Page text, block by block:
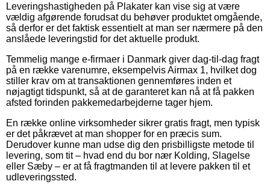
Leveringshastigheden på Plakater kan vise sig at være
vældig afgørende forudsat du behøver produktet omgående,
så derfor er det faktisk essentielt at man ser nærmere på den
anslåede leveringstid for det aktuelle produkt.
Temmelig mange e-firmaer i Danmark giver dag-til-dag fragt
på en række varenumre, eksempelvis Airmax 1, hvilket dog
stiller krav om at transaktionen gennemføres inden et
nøjagtigt tidspunkt, så at de garanteret kan nå at få pakken
afsted forinden pakkemedarbejderne tager hjem.
En række online virksomheder sikrer gratis fragt, men typisk
er det påkrævet at man shopper for en præcis sum.
Derudover kunne man udse dig den prisbilligste metode til
levering, som tit – hvad end du bor nær Kolding, Slagelse
eller Sæby – er at få fragtmanden til at levere pakken til et
udleveringssted.